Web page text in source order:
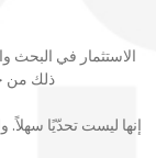
الاستثمار في البحث
ذلك من
إنها ليست تحدّيًا